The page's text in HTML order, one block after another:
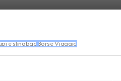
e slingbag Borse Viaggio